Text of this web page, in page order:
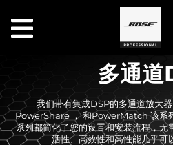
多通道
我们带有集成DSP的多通道放大
PowerShare ， 和PowerMatch 该系
系列都简化了您的设置和安装流程，无
活性、高效性和高性能几乎可